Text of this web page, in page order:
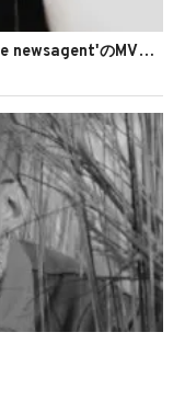
Kid Apollo、'fantasise ft. dexter in the newsagent'のMVを公開